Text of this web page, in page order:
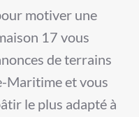
motiver une
17 vous
de terrains
Maritime et vous
le plus adapté à